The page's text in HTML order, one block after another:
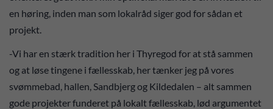
en høring, inden man som lokalråd siger god for sådan et
projekt.
-Vi har en stærk tradition her i Thyregod for at stå sammen
og at løse tingene i fællesskab, her tænker jeg på vores
svømmebad, hallen, Sandbjerg og Kildedalen – alt sammen
gode projekter funderet på lokalt fællesskab, lød argumentet